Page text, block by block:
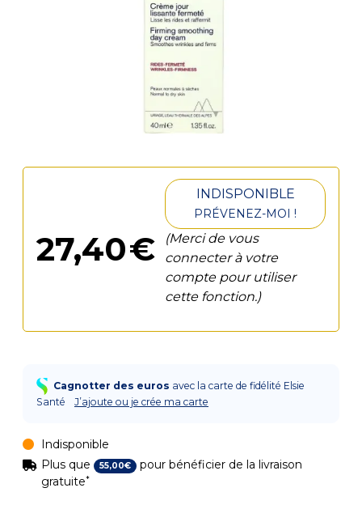
27,40€
INDISPONIBLE
PRÉVENEZ-MOI !
(Merci de vous
connecter à votre
compte pour utiliser
cette fonction.)
Cagnotter des euros avec la carte de fidélité Elsie
Santé
J’ajoute ou je crée ma carte
Indisponible
Plus que
55,00€ pour bénéficier de la livraison
gratuite*